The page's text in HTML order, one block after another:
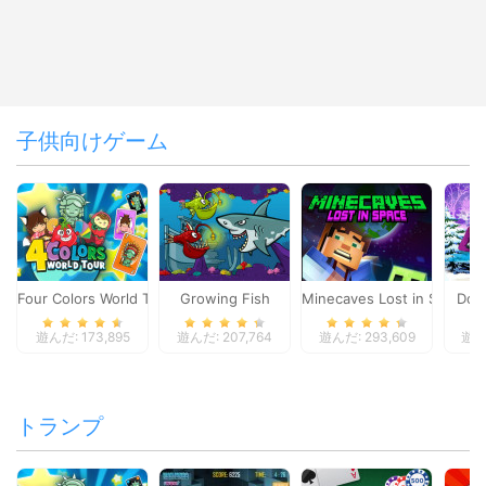
子供向けゲーム
Four Colors World Tour
遊んだ: 173,895
Growing Fish
遊んだ: 207,764
Minecaves Lost in Space
遊んだ: 293,609 遊
トランプ